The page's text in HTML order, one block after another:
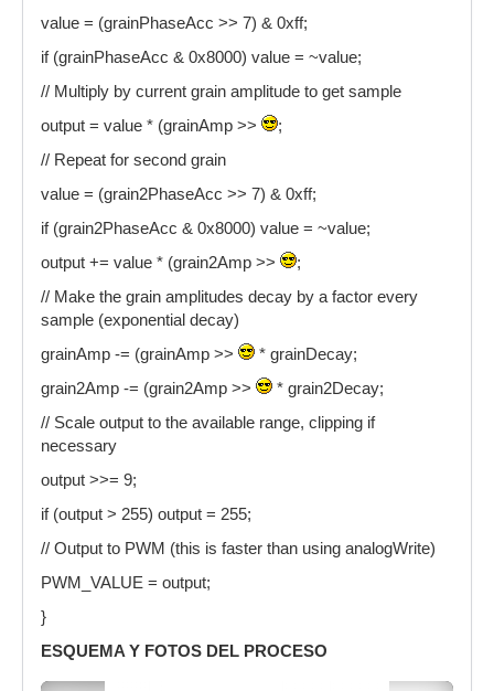
value = (grainPhaseAcc >> 7) & 0xff;
if (grainPhaseAcc & 0x8000) value = ~value;
// Multiply by current grain amplitude to get sample
output = value * (grainAmp >>
;
// Repeat for second grain
value = (grain2PhaseAcc >> 7) & 0xff;
if (grain2PhaseAcc & 0x8000) value = ~value;
output += value * (grain2Amp >>
;
// Make the grain amplitudes decay by a factor every
sample (exponential decay)
grainAmp -= (grainAmp >>
* grainDecay;
grain2Amp -= (grain2Amp >>
* grain2Decay;
// Scale output to the available range, clipping if
necessary
output >>= 9;
if (output > 255) output = 255;
// Output to PWM (this is faster than using analogWrite)
PWM_VALUE = output;
}
ESQUEMA Y FOTOS DEL PROCESO